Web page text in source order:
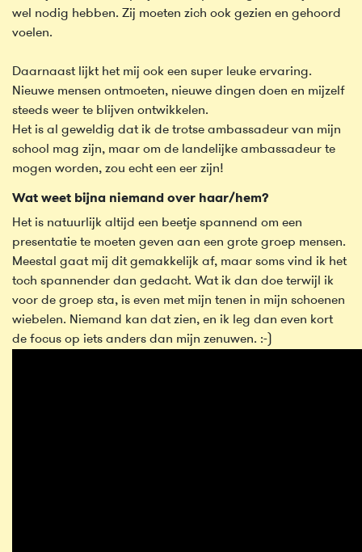
wel nodig hebben. Zij moeten zich ook gezien en gehoord
voelen.
Daarnaast lijkt het mij ook een super leuke ervaring.
Nieuwe mensen ontmoeten, nieuwe dingen doen en mijzelf
steeds weer te blijven ontwikkelen.
Het is al geweldig dat ik de trotse ambassadeur van mijn
school mag zijn, maar om de landelijke ambassadeur te
mogen worden, zou echt een eer zijn!
Wat weet bijna niemand over haar/hem?
Het is natuurlijk altijd een beetje spannend om een
presentatie te moeten geven aan een grote groep mensen.
Meestal gaat mij dit gemakkelijk af, maar soms vind ik het
toch spannender dan gedacht. Wat ik dan doe terwijl ik
voor de groep sta, is even met mijn tenen in mijn schoenen
wiebelen. Niemand kan dat zien, en ik leg dan even kort
de focus op iets anders dan mijn zenuwen. :-)